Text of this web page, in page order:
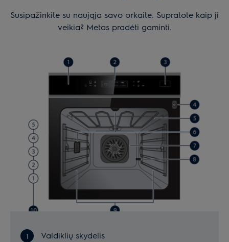
Susipažinkite su naująja savo orkaite. Supratote kaip ji
veikia? Metas pradėti gaminti.
Valdiklių skydelis